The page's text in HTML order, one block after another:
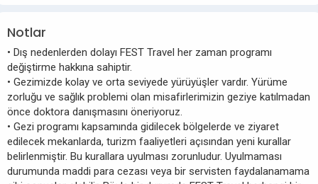
Notlar
• Dış nedenlerden dolayı FEST Travel her zaman programı
değiştirme hakkına sahiptir.
• Gezimizde kolay ve orta seviyede yürüyüşler vardır. Yürüme
zorluğu ve sağlık problemi olan misafirlerimizin geziye katılmadan
önce doktora danışmasını öneriyoruz.
• Gezi programı kapsamında gidilecek bölgelerde ve ziyaret
edilecek mekanlarda, turizm faaliyetleri açısından yeni kurallar
belirlenmiştir. Bu kurallara uyulması zorunludur. Uyulmaması
durumunda maddi para cezası veya bir servisten faydalanamama